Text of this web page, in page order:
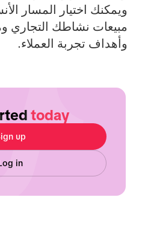
ويمكنك اختيار المسار
مبيعات نشاطك التجاري
وأهداف تجربة العملاء.
today
up
in